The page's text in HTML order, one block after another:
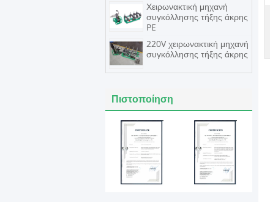
Χειρωνακτική μηχανή
συγκόλλησης τήξης άκρης
PE
220V χειρωνακτική μηχανή
συγκόλλησης τήξης άκρης
Πιστοποίηση